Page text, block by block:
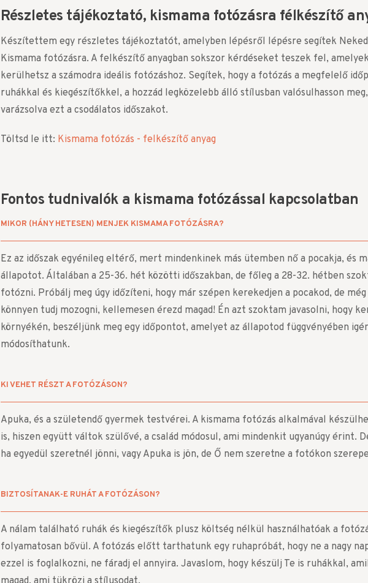
Részletes tájékoztató, kismama fotózásra félkészítő
Készítettem egy részletes tájékoztatót, amelyben lépésről lépésre segítek
Kismama fotózásra. A felkészítő anyagban sokszor kérdéseket teszek fel,
kerülhetsz a számodra ideális fotózáshoz. Segítek, hogy a fotózás a megfelelő
ruhákkal és kiegészítőkkel, a hozzád legközelebb álló stílusban valósulhasson
varázsolva ezt a csodálatos időszakot.
Töltsd le itt: Kismama fotózás - felkészítő anyag
Fontos tudnivalók a kismama fotózással kapcsolatban
MIKOR (HÁNY HETESEN) MENJEK KISMAMA FOTÓZÁSRA?
Ez az időszak egyénileg eltérő, mert mindenkinek más ütemben nő a pocakja, és
állapotot. Általában a 25-36. hét közötti időszakban, de főleg a 28-32. hétben
fotózni. Próbálj meg úgy időzíteni, hogy már szépen kerekedjen a pocakod, de
könnyen tudj mozogni, kellemesen érezd magad! Én azt szoktam javasolni, hogy
környékén, beszéljünk meg egy időpontot, amelyet az állapotod függvényében
módosíthatunk.
KI VEHET RÉSZT A FOTÓZÁSON?
Apuka, és a születendő gyermek testvérei. A kismama fotózás alkalmával
is, hiszen együtt váltok szülővé, a család módosul, ami mindenkit ugyanúgy érint.
ha egyedül szeretnél jönni, vagy Apuka is jön, de Ő nem szeretne a fotókon
BIZTOSÍTANAK-E RUHÁT A FOTÓZÁSON?
A nálam található ruhák és kiegészítők plusz költség nélkül használhatóak a
folyamatosan bővül. A fotózás előtt tarthatunk egy ruhapróbát, hogy ne a nagy
ezzel is foglalkozni, ne fáradj el annyira. Javaslom, hogy készülj Te is ruhákkal,